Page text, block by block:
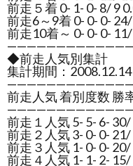
前走５着 0- 1- 0- 8/ 9
前走6～9着 0- 0- 0-
前走10着～ 0- 0- 0-
◆前走人気別集計
集計期間：
前走人気 着別度数 勝
前走１人気 5- 5- 6-
前走２人気 3- 0- 0-
前走３人気 1- 0- 0- 20/
前走４人気 1- 1- 2-